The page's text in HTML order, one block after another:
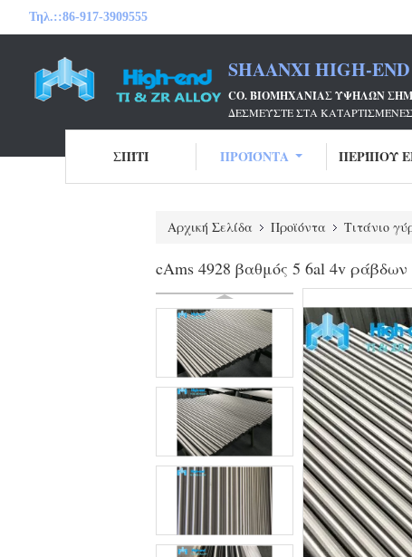
Τηλ.::86-917-3909555
SHAANXI HIGH-
CO. ΒΙΟΜΗΧΑΝΊΑΣ ΥΨΗΛΏΝ
ΔΕΣΜΕΎΣΤΕ ΣΤΑ
ΣΠΊΤΙ ΠΡΟΪΌΝΤΑ ΠΕΡΊΠΟΥ
Αρχική Σελίδα Προϊόντα Τιτάνιο
cAms 4928 βαθμός 5 6al 4v